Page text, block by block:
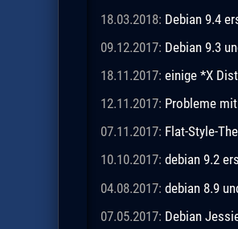
18.03.2018: Debian 9.4
09.12.2017: Debian 9.3
18.11.2017: einige *X
12.11.2017: Probleme
07.11.2017: Flat-Style-
10.10.2017: debian 9.2
04.08.2017: debian 8.9
07.05.2017: Debian